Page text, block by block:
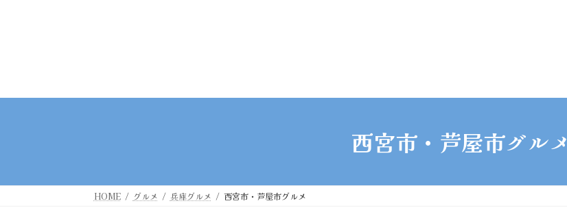
西宮市・芦屋市グルメ
HOME グルメ 兵庫グルメ 西宮市・芦屋市グルメ